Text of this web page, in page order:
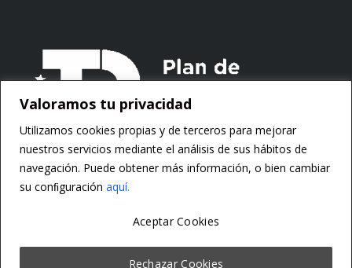
Valoramos tu privacidad
Utilizamos cookies propias y de terceros para mejorar
nuestros servicios mediante el análisis de sus hábitos de
navegación. Puede obtener más información, o bien cambiar
su conﬁguración aquí.
Rechazar Cookies
Aceptar Cookies